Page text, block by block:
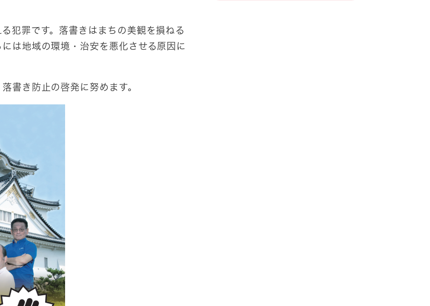
犯罪です。落書きはまちの美観を損ねる
は地域の環境・治安を悪化させる原因に
書き防止の啓発に努めます。